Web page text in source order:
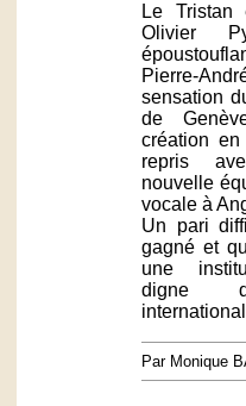
Le Tristan
Olivier
Pierre-
sensation
de
création
repris
nouvelle
vocale à
Un pari
gagné et
une
digne
Par Monique